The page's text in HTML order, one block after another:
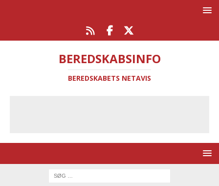
BEREDSKABSINFO
BEREDSKABETS NETAVIS